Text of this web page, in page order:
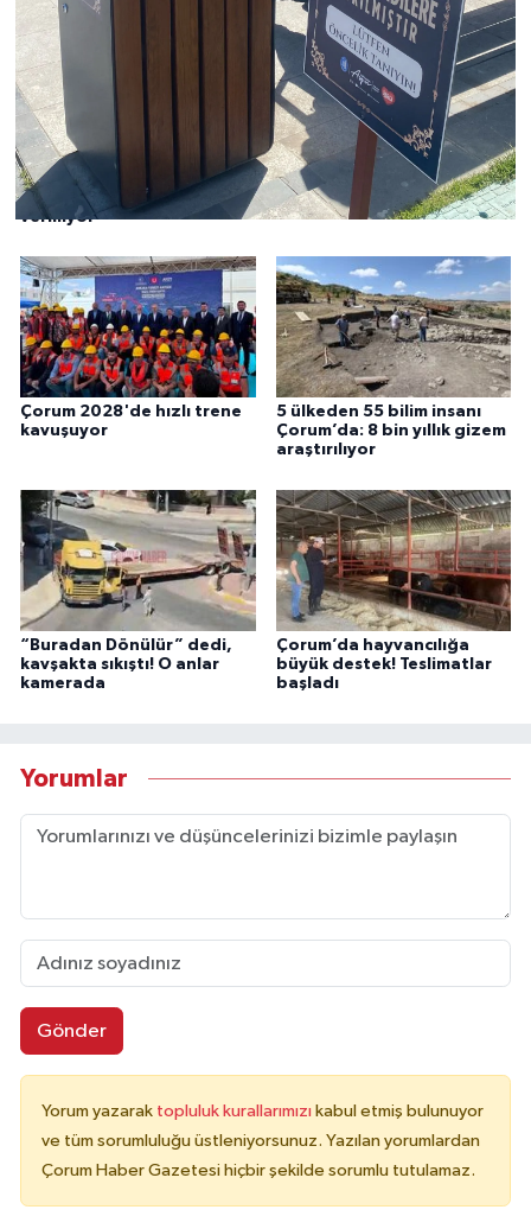
Çorum'da trafik çilesi
başladı: "Kimse kimseye yol
vermiyor"
"Çorum'un her köşesine
yatırım yapıyoruz"
Çorum 2028'de hızlı trene
kavuşuyor
5 ülkeden 55 bilim insanı
Çorum’da: 8 bin yıllık gizem
araştırılıyor
“Buradan Dönülür” dedi,
kavşakta sıkıştı! O anlar
kamerada
Çorum’da hayvancılığa
büyük destek! Teslimatlar
başladı
Yorumlar
Gönder
Yorum yazarak topluluk kurallarımızı kabul etmiş bulunuyor
ve tüm sorumluluğu üstleniyorsunuz. Yazılan yorumlardan
Çorum Haber Gazetesi hiçbir şekilde sorumlu tutulamaz.